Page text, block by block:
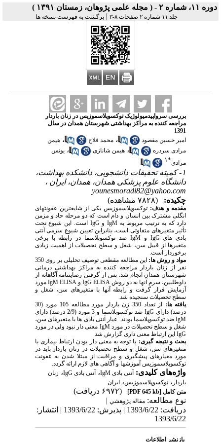
دوره ۱۱، شماره ۲ - ( مجله علمی پژوهان، زمستان ۱۳۹۱ )
جلد ۱۱ شماره ۲ صفحات ۸-۳ | برگشت به فهرست نسخه ها
بررسی سرواپیدمیولوژیک توکسوپلاسموزیس در زنان باردار
مراجعه کننده به مراکز بهداشتی شهرستان همدان در سال
1391
امیر حسین مقصود
، محمد فلاح ، هیمن
مرادی سردره
، هیمن شانازی ، یونس
مرادی*۱
۱- کمیته تحقیقات دانشجویی، دانشکده بهداشت،
دانشگاه علوم پزشکی همدان، همدان، ایران ،
younesmoradi82@yahoo.com
چکیده:
(۷۸۲۸ مشاهده)
مقدمه و هدف: توکسوپلاسموزیس یکی از شایعترین عفونتهای
انگلی مشترک بین انسان و دام است که دو مرحله حاد و مزمن
دارد که به ترتیب مربوط به IgM و IgG است. این شیوع تحت
تأثیر متغیرهای متفاوتی است، بنابراین تعیین شیوع سرمی آنتی
بادی های IgG و IgM ضد توکسوپلاسما در رابطه با برخی
متغیرها از قبیل سن، شغل و سطح تحصیلات از اهمیت زیادی
برخوردار است.
مواد و روش ها:
این مطالعه مقطعی توصیف تحلیلی بر روی 350
نفر از زنان باردار مراجعه کننده به مراکز بهداشتی درمانی
شهرستان همدان انجام شد. پس از گرفتن رضایتنامه آگاهانه از
داوطلبین، سرم آنها به دو روش IgG ELISA و IgM ELISA مورد
آزمایش قرار گرفت و رابطه آنها با متغیرهای سن، شغل و
سطح تحصیلات سنجیده شد.
یافته ها:
از تعداد 350 زن باردار مورد مطالعه 105 مورد (30
درصد) دارای IgG ضد توکسوپلاسما و 3 مورد (2/9 درصد) دارای
IgM ضد توکسوپلاسما بودند. عیار آنتی بادی ها با متغیرهای سن،
شغل و سطح تحصیلات در مورد IgM معنی دار نبود ولی در مورد
IgG این ارتباط معنی داری گزارش شد.
بحث و نتیجه گیری: با توجه به معنی دار بودن ارتباط بیماری با
متغیرهای سن، شغل و سطح تحصیلات در زنان باردار باید در
مورد معیارهای پیشگیری و مراقبت از مبتلا شدن به عفونت
توکسوپلاسموزیس آموزشها و آگاهی های لازم ارائه گردد.
واژه‌های کلیدی: آنتی بادی IgM ، آنتی بادی IgG ، زنان
باردار ، توکسوپلاسموزیس، ایران
متن کامل[PDF 645 kb]
(۶۹۷۲ دریافت)
نوع مطالعه: مقاله پژوهشي|
دریافت: 1393/6/22 | پذیرش: 1393/6/22 | انتشار:
1393/6/22
بازنشر اطلاعات